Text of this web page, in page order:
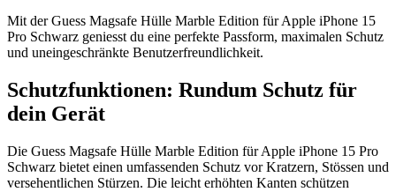
Mit der Guess Magsafe Hülle Marble Edition für Apple iPhone 15
Pro Schwarz geniesst du eine perfekte Passform, maximalen Schutz
und uneingeschränkte Benutzerfreundlichkeit.
Schutzfunktionen: Rundum Schutz für
dein Gerät
Die Guess Magsafe Hülle Marble Edition für Apple iPhone 15 Pro
Schwarz bietet einen umfassenden Schutz vor Kratzern, Stössen und
versehentlichen Stürzen. Die leicht erhöhten Kanten schützen